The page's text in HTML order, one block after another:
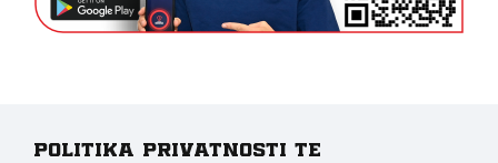
Politika privatnosti te